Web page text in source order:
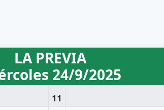
LA PREVIA
24/9/2025
11